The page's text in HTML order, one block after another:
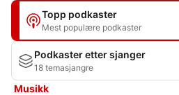
Topp podkaster
Mest populære podkaster
Podkaster etter sjanger
18 temasjangre
Musikk